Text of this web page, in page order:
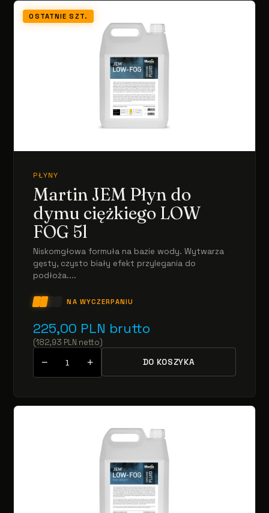
OSTATNIE SZT.
PŁYNY
Martin JEM Płyn do
dymu ciężkiego LOW
FOG 5l
Niskomgłowa formuła na bazie wody. Wytwarza
gęsty, czysto biały efekt przylegania do
podłoża....
NA WYCZERPANIU
225,00 PLN brutto
(182,93 PLN netto)
− + DO KOSZYKA